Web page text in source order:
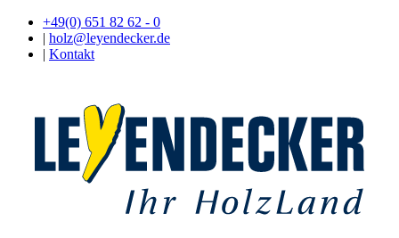
+49(0) 651 82 62 - 0
| holz@leyendecker.de
| Kontakt